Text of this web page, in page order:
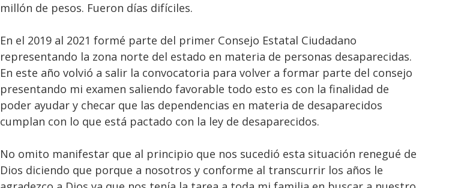
millón de pesos. Fueron días difíciles.
En el 2019 al 2021 formé parte del primer Consejo Estatal Ciudadano
representando la zona norte del estado en materia de personas desaparecidas.
En este año volvió a salir la convocatoria para volver a formar parte del consejo
presentando mi examen saliendo favorable todo esto es con la finalidad de
poder ayudar y checar que las dependencias en materia de desaparecidos
cumplan con lo que está pactado con la ley de desaparecidos.
No omito manifestar que al principio que nos sucedió esta situación renegué de
Dios diciendo que porque a nosotros y conforme al transcurrir los años le